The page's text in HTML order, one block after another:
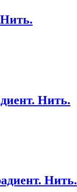
Нить.
Нить.